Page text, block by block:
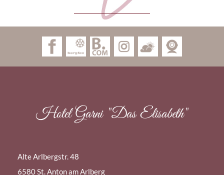
Hotel Garni "Das Elisabeth"
Alte Arlbergstr. 48
6580 St. Anton am Arlberg